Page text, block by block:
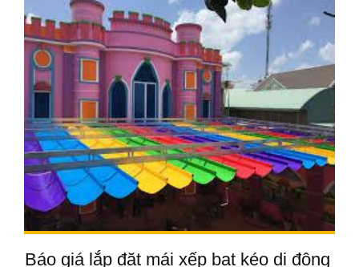
Báo giá lắp đặt mái xếp bạt kéo di động